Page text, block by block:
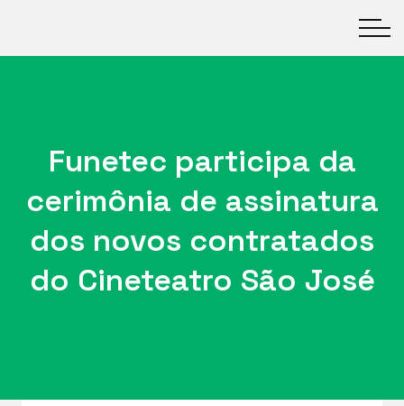
Funetec participa da
cerimônia de assinatura
dos novos contratados
do Cineteatro São José